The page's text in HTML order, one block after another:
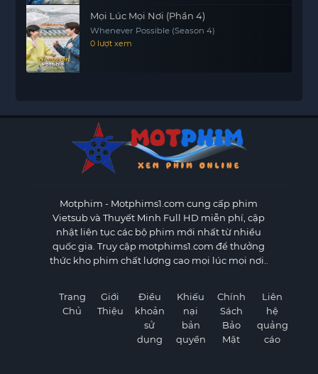
Mọi Lúc Mọi Nơi (Phần 4)
Whenever Possible (Season 4)
0 lượt xem
Motphim - Motphims1.com cung cấp phim
Vietsub và Thuyết Minh Full HD miễn phí, cập
nhật liên tục các bộ phim mới nhất từ nhiều
quốc gia. Truy cập motphims1.com để thưởng
thức kho phim chất lượng cao mọi lúc mọi nơi..
Trang
Chủ
Giới
Thiệu
Điều
khoản
sử
dụng
Khiếu
nại
bản
quyền
Chính
Sách
Bảo
Mật
Liên
hệ
quảng
cáo